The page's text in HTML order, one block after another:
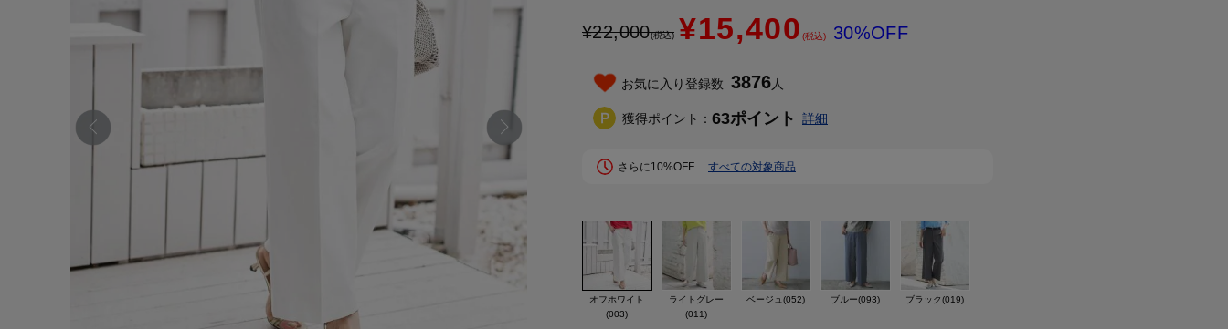
¥22,000(税込) ¥15,400 (税込) 30%OFF
お気に入り登録数 3876人
獲得ポイント： 63ポイント 詳細
さらに10%OFF すべての対象商品
オフホワイト
(003)
ライトグレー
(011)
ベージュ(052) ブルー(093) ブラック(019)